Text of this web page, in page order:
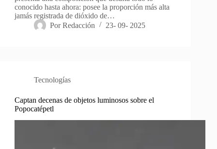
conocido hasta ahora: posee la proporción más alta
jamás registrada de dióxido de…
Por Redacción 23- 09- 2025
Tecnologías
Captan decenas de objetos luminosos sobre el
Popocatépetl